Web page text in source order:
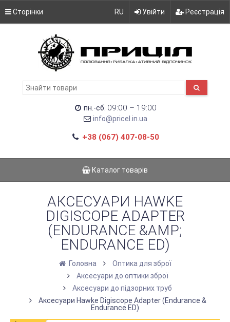
Сторінки RU Увійти Реєстрація
пн.-сб. 09:00 – 19:00
info@pricel.in.ua
+38 (067) 407-08-50
Каталог товарів
АКСЕСУАРИ HAWKE
DIGISCOPE ADAPTER
(ENDURANCE &AMP;
ENDURANCE ED)
Головна
Оптика для зброї
Аксесуари до оптики зброї
Аксесуари до підзорних труб
Аксесуари Hawke Digiscope Adapter (Endurance &
Endurance ED)